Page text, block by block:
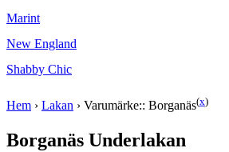
Marint
New England
Shabby Chic
Hem › Lakan › Varumärke:: Borganäs(x)
Borganäs Underlakan